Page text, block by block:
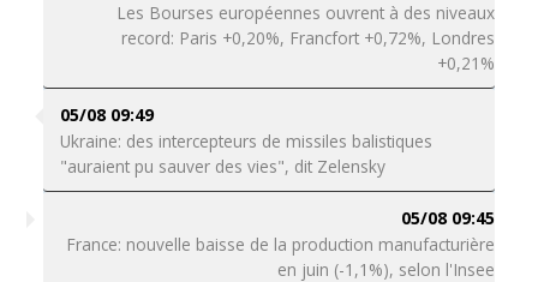
Les Bourses européennes ouvrent à des niveaux
record: Paris +0,20%, Francfort +0,72%, Londres
+0,21%
05/08 09:49
Ukraine: des intercepteurs de missiles balistiques
"auraient pu sauver des vies", dit Zelensky
05/08 09:45
France: nouvelle baisse de la production manufacturière
en juin (-1,1%), selon l'Insee